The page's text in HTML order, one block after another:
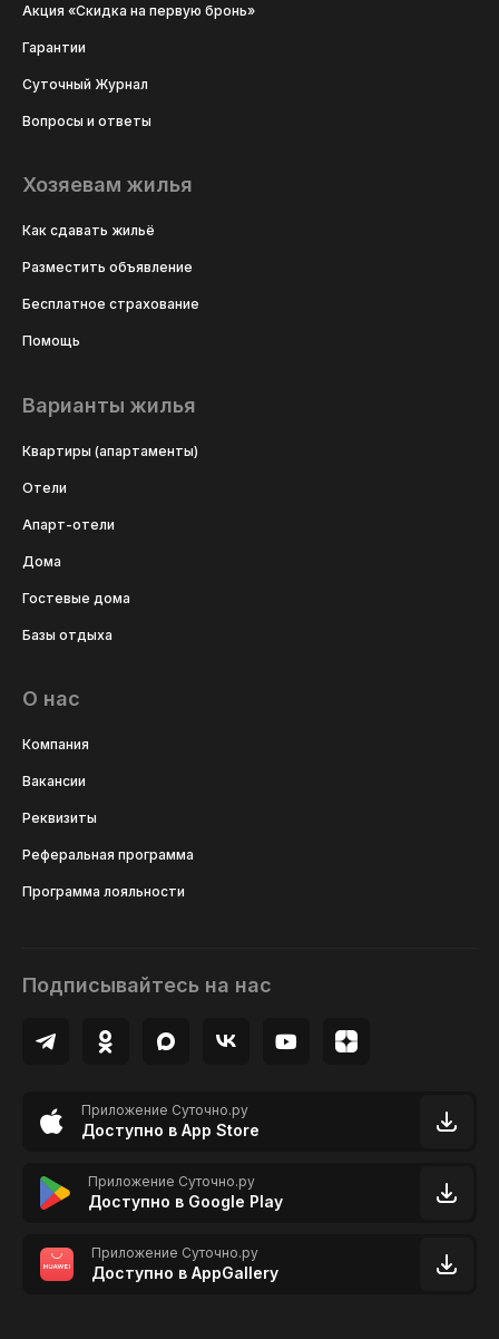
Акция «Скидка на первую бронь»
Гарантии
Суточный Журнал
Вопросы и ответы
Хозяевам жилья
Как сдавать жильё
Разместить объявление
Бесплатное страхование
Помощь
Варианты жилья
Квартиры (апартаменты)
Отели
Апарт-отели
Дома
Гостевые дома
Базы отдыха
О нас
Компания
Вакансии
Реквизиты
Реферальная программа
Программа лояльности
Подписывайтесь на нас
Приложение Суточно.ру
Доступно в App Store
Приложение Суточно.ру
Доступно в Google Play
Приложение Суточно.ру
Доступно в AppGallery